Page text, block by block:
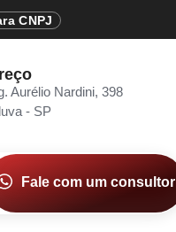
CNPJ
Aurélio Nardini, 398
- SP
Fale com um consultor